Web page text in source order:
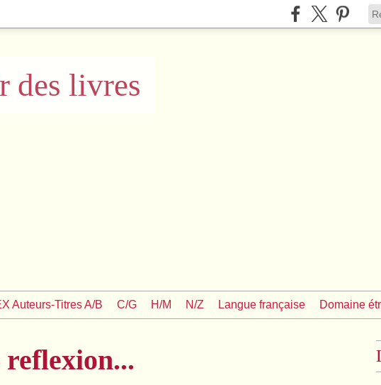
des livres
Auteurs-Titres A/B C/G H/M N/Z Langue française Domaine